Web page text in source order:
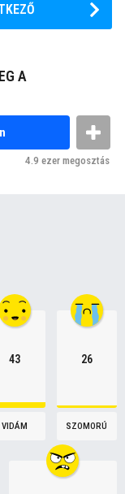
A
4.9 ezer megosztás
43
VIDÁM
26
SZOMORÚ